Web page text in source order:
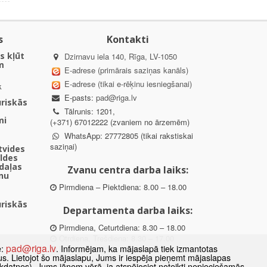
kļūt
Kontakti
Dzirnavu iela 140, Rīga, LV-1050
E-adrese (primārais saziņas kanāls)
E-adrese (tikai e-rēķinu iesniegšanai)
E-pasts: pad@riga.lv
Tālrunis: 1201,
(+371) 67012222 (zvaniem no ārzemēm)
WhatsApp: 27772805 (tikai rakstiskai
saziņai)
Zvanu centra darba laiks:
Pirmdiena – Piektdiena: 8.00 – 18.00
Departamenta darba laiks:
Pirmdiena, Ceturtdiena: 8.30 – 18.00
Piektdiena: 8.30 – 15.00
pad@riga.lv. Informējam, ka mājaslapā tiek izmantotas
Lietojot šo mājaslapu, Jums ir iespēja pieņemt mājaslapas